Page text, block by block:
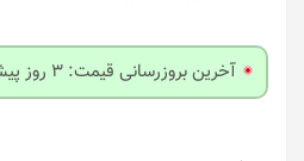
آخرین بروزرسانی قیمت: 3 روز پیش